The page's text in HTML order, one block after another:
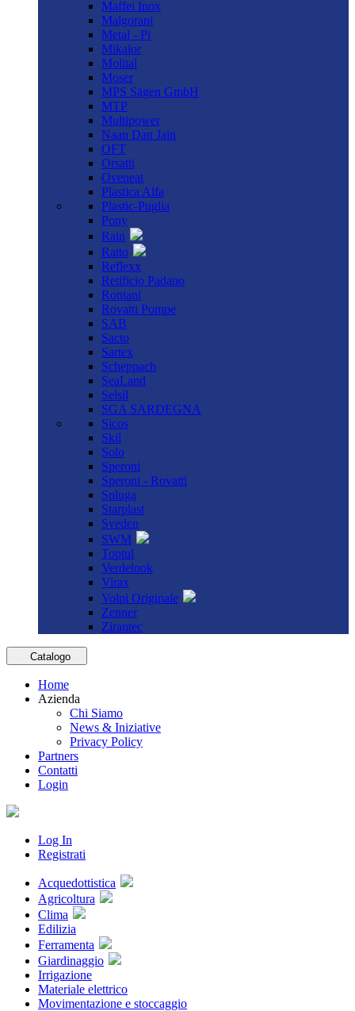
Maffei Inox
Malgorani
Metal - Pi
Mikalor
Molital
Moser
MPS Sägen GmbH
MTP
Multipower
Naan Dan Jain
OFT
Orsatti
Oveneat
Plastica Alfa
Plastic-Puglia
Pony
Rain
Ratto
Reflexx
Retificio Padano
Rontani
Rovatti Pompe
SAB
Sacto
Sartex
Scheppach
SeaLand
Selsil
SGA SARDEGNA
Sicos
Skil
Solo
Speroni
Speroni - Rovatti
Spluga
Starplast
Sveden
SWM
Toptul
Verdelook
Virax
Volpi Originale
Zenner
Zirantec
Catalogo
Home
Azienda
Chi Siamo
News & Iniziative
Privacy Policy
Partners
Contatti
Login
Log In
Registrati
Acquedottistica
Agricoltura
Clima
Edilizia
Ferramenta
Giardinaggio
Irrigazione
Materiale elettrico
Movimentazione e stoccaggio